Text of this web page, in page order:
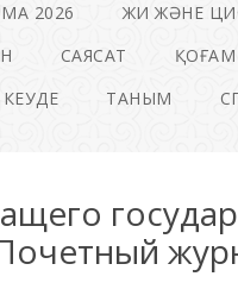
2026 ЖИ ЖӘНЕ
САЯСАТ ҚОҒАМ
ТАНЫМ